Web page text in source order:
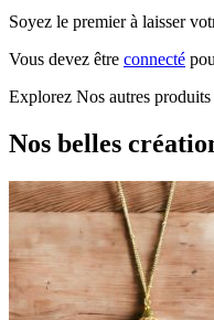
Soyez le premier à laisser
Vous devez être connecté
Explorez Nos autres produits
Nos belles